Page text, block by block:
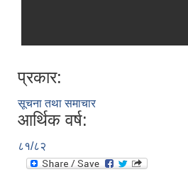
प्रकार:
सूचना तथा समाचार
आर्थिक वर्ष:
८१/८२